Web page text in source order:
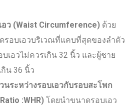
อว (Waist Circumference) ด้วย
รอบเอวบริเวณที่แคบที่สุดของลำตัว
เอวไม่ควรเกิน 32 นิ้ว และผู้ชาย
กิน 36 นิ้ว
ระหว่างรอบเอวกับรอบสะโพก
:WHR) โดยนำขนาดรอบเอว